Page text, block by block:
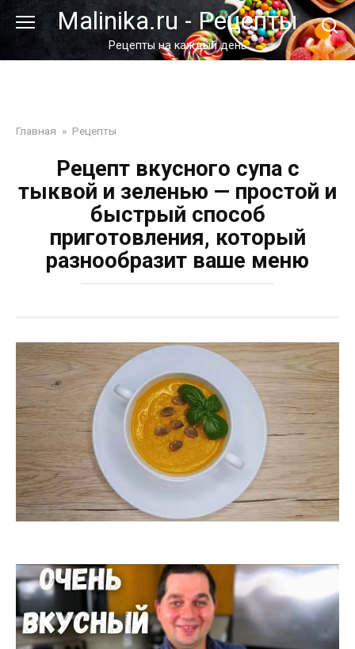
Перейти
контенту
Malinika.ru - Рецепты
Рецепты на каждый день
Главная » Рецепты
Рецепт вкусного супа с
тыквой и зеленью — простой и
быстрый способ
приготовления, который
разнообразит ваше меню